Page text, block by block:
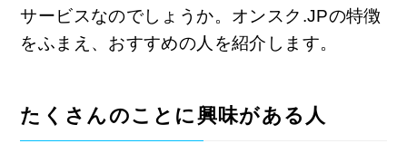
サービスなのでしょうか。オンスク.JPの特徴
をふまえ、おすすめの人を紹介します。
たくさんのことに興味がある人